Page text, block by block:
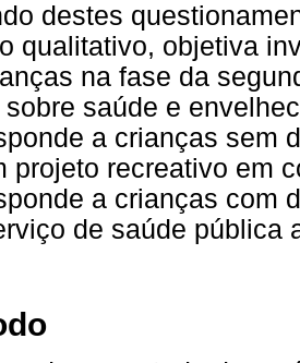
destes
qualitativo, objetiva
na fase da
sobre saúde e
a crianças sem
projeto recreativo em
a crianças com
de saúde pública